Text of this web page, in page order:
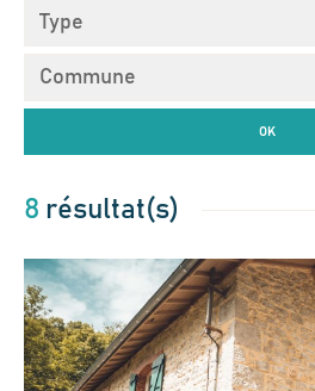
OK
8 résultat(s)